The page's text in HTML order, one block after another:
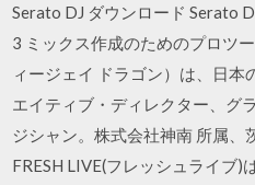
Serato DJ ダウンロード Serato
3 ミックス作成のためのプロツ
ィージェイ ドラゴン）は、日本
エイティブ・ディレクター、グ
ジシャン。株式会社神南 所属、
FRESH LIVE(フレッシュライブ